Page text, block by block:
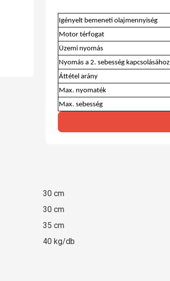
Igényelt bemeneti olajmennyiség
Motor térfogat
Üzemi nyomás
Nyomás a 2. sebesség kapcsolásához
Áttétel arány
Max. nyomaték
Max. sebesség
30 cm
30 cm
35 cm
40 kg/db